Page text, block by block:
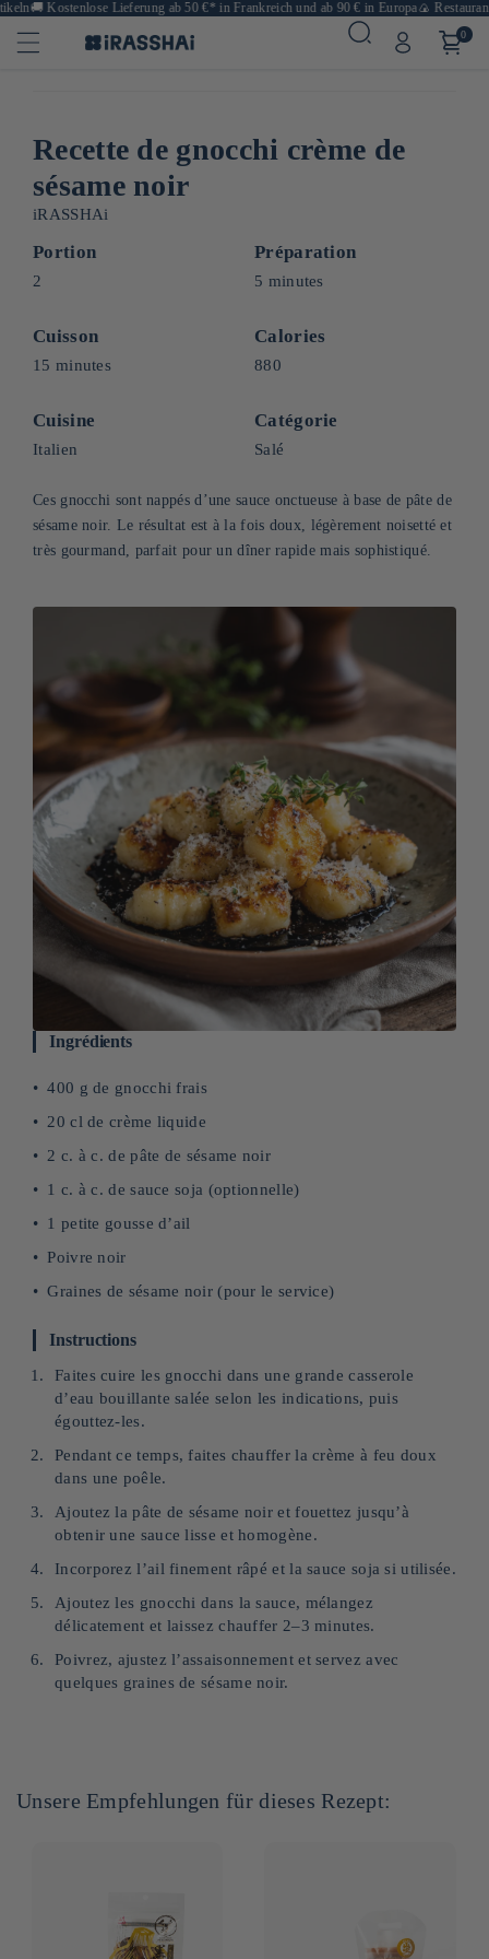
🚚Kostenlose Lieferung ab 50 €* in Frankreich und ab 90 € in Europa🍙
0
Recette de gnocchi crème de
sésame noir
iRASSHAi
Portion
2
Préparation
5 minutes
Cuisson
15 minutes
Calories
880
Cuisine
Italien
Catégorie
Salé
Ces gnocchi sont nappés d’une sauce onctueuse à base de pâte de
sésame noir. Le résultat est à la fois doux, légèrement noisetté et
très gourmand, parfait pour un dîner rapide mais sophistiqué.
Ingrédients
400 g de gnocchi frais
20 cl de crème liquide
2 c. à c. de pâte de sésame noir
1 c. à c. de sauce soja (optionnelle)
1 petite gousse d’ail
Poivre noir
Graines de sésame noir (pour le service)
Instructions
Faites cuire les gnocchi dans une grande casserole
d’eau bouillante salée selon les indications, puis
égouttez-les.
Pendant ce temps, faites chauffer la crème à feu doux
dans une poêle.
Ajoutez la pâte de sésame noir et fouettez jusqu’à
obtenir une sauce lisse et homogène.
Incorporez l’ail finement râpé et la sauce soja si utilisée.
Ajoutez les gnocchi dans la sauce, mélangez
délicatement et laissez chauffer 2–3 minutes.
Poivrez, ajustez l’assaisonnement et servez avec
quelques graines de sésame noir.
Unsere Empfehlungen für dieses Rezept: